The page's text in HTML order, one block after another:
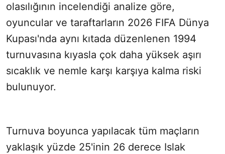
olasılığının incelendiği analize göre,
oyuncular ve taraftarların 2026 FIFA Dünya
Kupası'nda aynı kıtada düzenlenen 1994
turnuvasına kıyasla çok daha yüksek aşırı
sıcaklık ve nemle karşı karşıya kalma riski
bulunuyor.
Turnuva boyunca yapılacak tüm maçların
yaklaşık yüzde 25'inin 26 derece Islak